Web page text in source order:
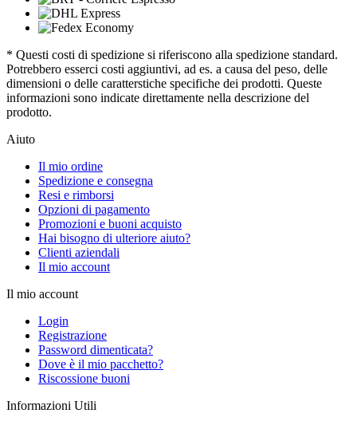
* Questi costi di spedizione si riferiscono alla spedizione standard.
Potrebbero esserci costi aggiuntivi, ad es. a causa del peso, delle
dimensioni o delle caratterstiche specifiche dei prodotti. Queste
informazioni sono indicate direttamente nella descrizione del
prodotto.
Aiuto
Il mio ordine
Spedizione e consegna
Resi e rimborsi
Opzioni di pagamento
Promozioni e buoni acquisto
Hai bisogno di ulteriore aiuto?
Clienti aziendali
Il mio account
Il mio account
Login
Registrazione
Password dimenticata?
Dove è il mio pacchetto?
Riscossione buoni
Informazioni Utili